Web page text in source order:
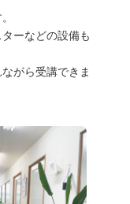
ーなどの設備も
がら受講できま